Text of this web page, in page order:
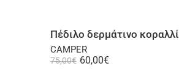
Πέδιλο δερμάτινο κοραλλί
CAMPER
75,00€ 60,00€